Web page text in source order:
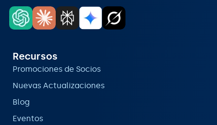
Recursos
Promociones de Socios
Nuevas Actualizaciones
Blog
Eventos